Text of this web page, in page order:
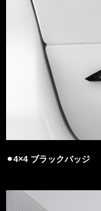
⚫︎4×4 ブラックバッジ